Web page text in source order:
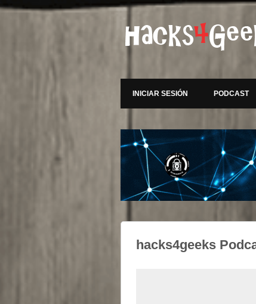
INICIAR SESIÓN PODCAST
hacks4geeks